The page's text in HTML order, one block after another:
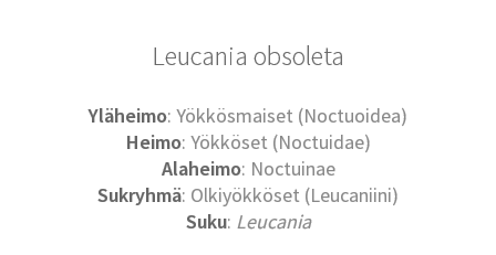
Leucania obsoleta
Yläheimo: Yökkösmaiset (Noctuoidea)
Heimo: Yökköset (Noctuidae)
Alaheimo: Noctuinae
Sukryhmä: Olkiyökköset (Leucaniini)
Suku: Leucania